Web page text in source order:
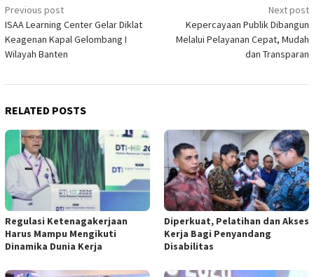
Post
navigation
Previous post
ISAA Learning Center Gelar Diklat
Keagenan Kapal Gelombang I
Wilayah Banten
Next post
Kepercayaan Publik Dibangun
Melalui Pelayanan Cepat, Mudah
dan Transparan
RELATED POSTS
Regulasi Ketenagakerjaan
Harus Mampu Mengikuti
Dinamika Dunia Kerja
Diperkuat, Pelatihan dan Akses
Kerja Bagi Penyandang
Disabilitas